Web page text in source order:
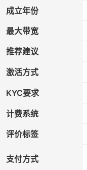
成立年份
最大带宽
推荐建议
激活方式
KYC要求
计费系统
评价标签
支付方式